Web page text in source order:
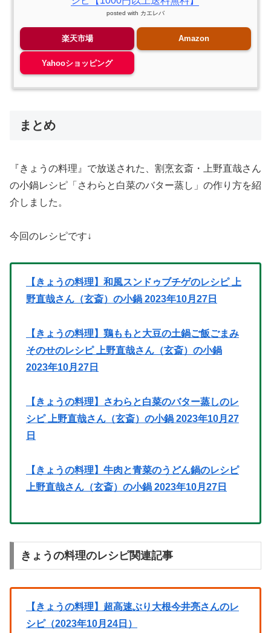
posted with カエレバ
楽天市場 Amazon
Yahooショッピング
まとめ
『きょうの料理』で放送された、割烹玄斎・上野直哉さん
の小鍋レシピ「さわらと白菜のバター蒸し」の作り方を紹
介しました。
今回のレシピです↓
【きょうの料理】和風スンドゥブチゲのレシピ 上
野直哉さん（玄斎）の小鍋 2023年10月27日
【きょうの料理】鶏ももと大豆の土鍋ご飯ごまみ
そのせのレシピ 上野直哉さん（玄斎）の小鍋
2023年10月27日
【きょうの料理】さわらと白菜のバター蒸しのレ
シピ 上野直哉さん（玄斎）の小鍋 2023年10月27
日
【きょうの料理】牛肉と青菜のうどん鍋のレシピ
上野直哉さん（玄斎）の小鍋 2023年10月27日
きょうの料理のレシピ関連記事
【きょうの料理】超高速ぶり大根今井亮さんのレ
シピ（2023年10月24日）